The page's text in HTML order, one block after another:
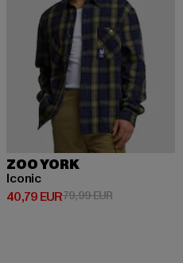
ZOO YORK
Iconic
40,79 EUR
Derzeitiger Preis: 40,79 EUR
79,99 EURAktionspreis: